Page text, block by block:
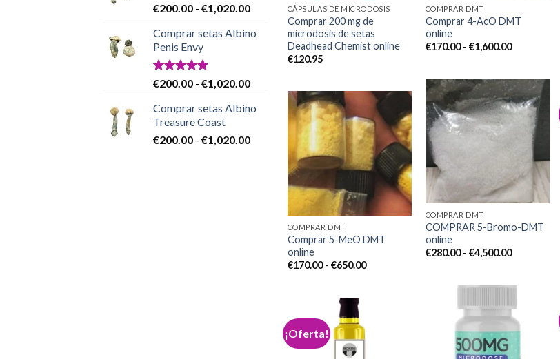
€200.00
€1,020.00
€200.00 - €1,020.00Rango
precios:
€200.00
hasta
€1,020.00
Comprar setas Albino
Penis Envy
Valorado
de 5
€200.00 - €1,020.00Rango
precios:
€200.00
€1,020.00
Comprar setas Albino
Treasure Coast
€200.00 - €1,020.00Rango
€1,020.00
CÁPSULAS DE MICRODOSIS
Comprar 200 mg de
microdosis de setas
Deadhead Chemist online
€120.95
COMPRAR DMT
Comprar 4-AcO DMT
online
€170.00 - €1,600.00Rango
€170.00
hasta
€1,600.00
Add to
COMPRAR DMT
COMPRAR 5-Bromo-DMT
online
€280.00 - €4,500.00Rango
€280.00
€4,500.00
Add to
wishlist
COMPRAR DMT
Comprar 5-MeO DMT
online
€170.00 - €650.00Rango
wishlist
¡Oferta!